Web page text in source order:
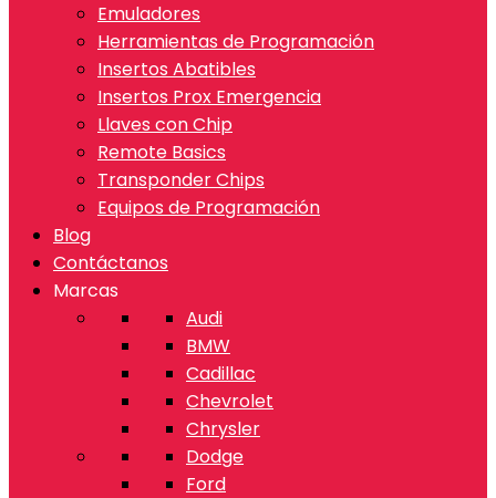
Emuladores
Herramientas de Programación
Insertos Abatibles
Insertos Prox Emergencia
Llaves con Chip
Remote Basics
Transponder Chips
Equipos de Programación
Blog
Contáctanos
Marcas
Audi
BMW
Cadillac
Chevrolet
Chrysler
Dodge
Ford